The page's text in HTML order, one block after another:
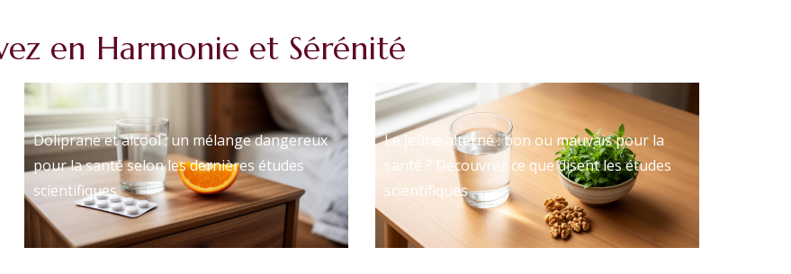
en Harmonie et Sérénité
Doliprane et alcool : un mélange dangereux
pour la santé selon les dernières études
scientifiques
Le jeûne alterné : bon ou mauvais pour la
santé ? Découvrez ce que disent les études
scientifiques